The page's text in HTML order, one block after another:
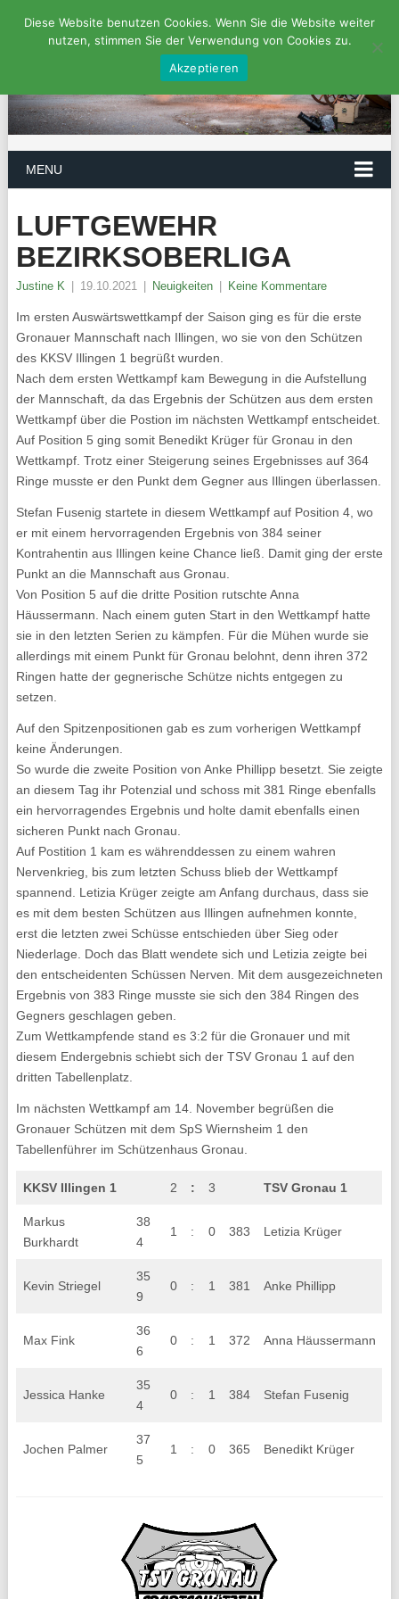
MENU
LUFTGEWEHR
BEZIRKSOBERLIGA
Justine K 19.10.2021 Neuigkeiten Keine Kommentare
Im ersten Auswärtswettkampf der Saison ging es für die erste
Gronauer Mannschaft nach Illingen, wo sie von den Schützen
des KKSV Illingen 1 begrüßt wurden.
Nach dem ersten Wettkampf kam Bewegung in die Aufstellung
der Mannschaft, da das Ergebnis der Schützen aus dem ersten
Wettkampf über die Postion im nächsten Wettkampf entscheidet.
Auf Position 5 ging somit Benedikt Krüger für Gronau in den
Wettkampf. Trotz einer Steigerung seines Ergebnisses auf 364
Ringe musste er den Punkt dem Gegner aus Illingen überlassen.
Stefan Fusenig startete in diesem Wettkampf auf Position 4, wo
er mit einem hervorragenden Ergebnis von 384 seiner
Kontrahentin aus Illingen keine Chance ließ. Damit ging der erste
Punkt an die Mannschaft aus Gronau.
Von Position 5 auf die dritte Position rutschte Anna
Häussermann. Nach einem guten Start in den Wettkampf hatte
sie in den letzten Serien zu kämpfen. Für die Mühen wurde sie
allerdings mit einem Punkt für Gronau belohnt, denn ihren 372
Ringen hatte der gegnerische Schütze nichts entgegen zu
setzen.
Auf den Spitzenpositionen gab es zum vorherigen Wettkampf
keine Änderungen.
So wurde die zweite Position von Anke Phillipp besetzt. Sie zeigte
an diesem Tag ihr Potenzial und schoss mit 381 Ringe ebenfalls
ein hervorragendes Ergebnis und holte damit ebenfalls einen
sicheren Punkt nach Gronau.
Auf Postition 1 kam es währenddessen zu einem wahren
Nervenkrieg, bis zum letzten Schuss blieb der Wettkampf
spannend. Letizia Krüger zeigte am Anfang durchaus, dass sie
es mit dem besten Schützen aus Illingen aufnehmen konnte,
erst die letzten zwei Schüsse entschieden über Sieg oder
Niederlage. Doch das Blatt wendete sich und Letizia zeigte bei
den entscheidenten Schüssen Nerven. Mit dem ausgezeichneten
Ergebnis von 383 Ringe musste sie sich den 384 Ringen des
Gegners geschlagen geben.
Zum Wettkampfende stand es 3:2 für die Gronauer und mit
diesem Endergebnis schiebt sich der TSV Gronau 1 auf den
dritten Tabellenplatz.
Im nächsten Wettkampf am 14. November begrüßen die
Gronauer Schützen mit dem SpS Wiernsheim 1 den
Tabellenführer im Schützenhaus Gronau.
KKSV Illingen 1 2 : 3 TSV Gronau 1
Markus
Burkhardt
38
4
1 : 0 383 Letizia Krüger
Kevin Striegel
35
9
0 : 1 381 Anke Phillipp
Max Fink
36
6
0 : 1 372 Anna Häussermann
Jessica Hanke
35
4
0 : 1 384 Stefan Fusenig
Jochen Palmer
37
5
1 : 0 365 Benedikt Krüger
Diese Website benutzen Cookies. Wenn Sie die Website weiter
nutzen, stimmen Sie der Verwendung von Cookies zu.
Akzeptieren